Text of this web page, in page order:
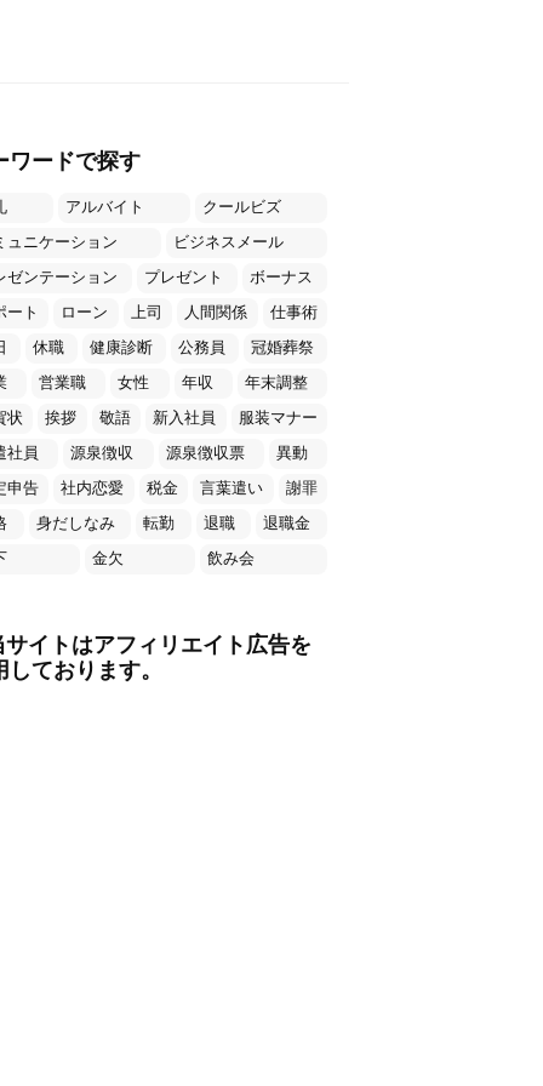
ワードで探す
アルバイト
クールビズ
ュニケーション
ビジネスメール
ゼンテーション
プレゼント
ボーナス
ート
ローン 上司 人間関係
仕事術
休職 健康診断 公務員
冠婚葬祭
営業職 女性 年収
年末調整
状
挨拶 敬語 新入社員
服装マナー
社員
源泉徴収 源泉徴収票
異動
申告
社内恋愛 税金 言葉遣い
謝罪
身だしなみ 転勤 退職
退職金
金欠 飲み会
イトはアフィリエイト広告を
しております。